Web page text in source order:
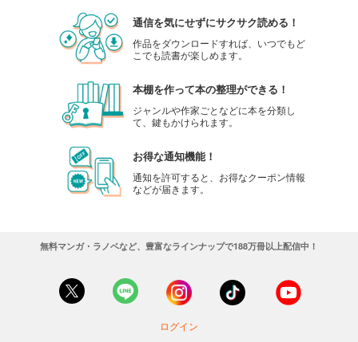
通信を気にせずにサクサク読める！
作品をダウンロードすれば、いつでもど
こでも読書が楽しめます。
本棚を作って本の整理ができる！
ジャンルや作家ごとなどに本を分類し
て、鍵もかけられます。
お得な通知機能！
通知を許可すると、お得なクーポン情報
などが届きます。
無料マンガ・ラノベなど、豊富なラインナップで188万冊以上配信中！
ログイン